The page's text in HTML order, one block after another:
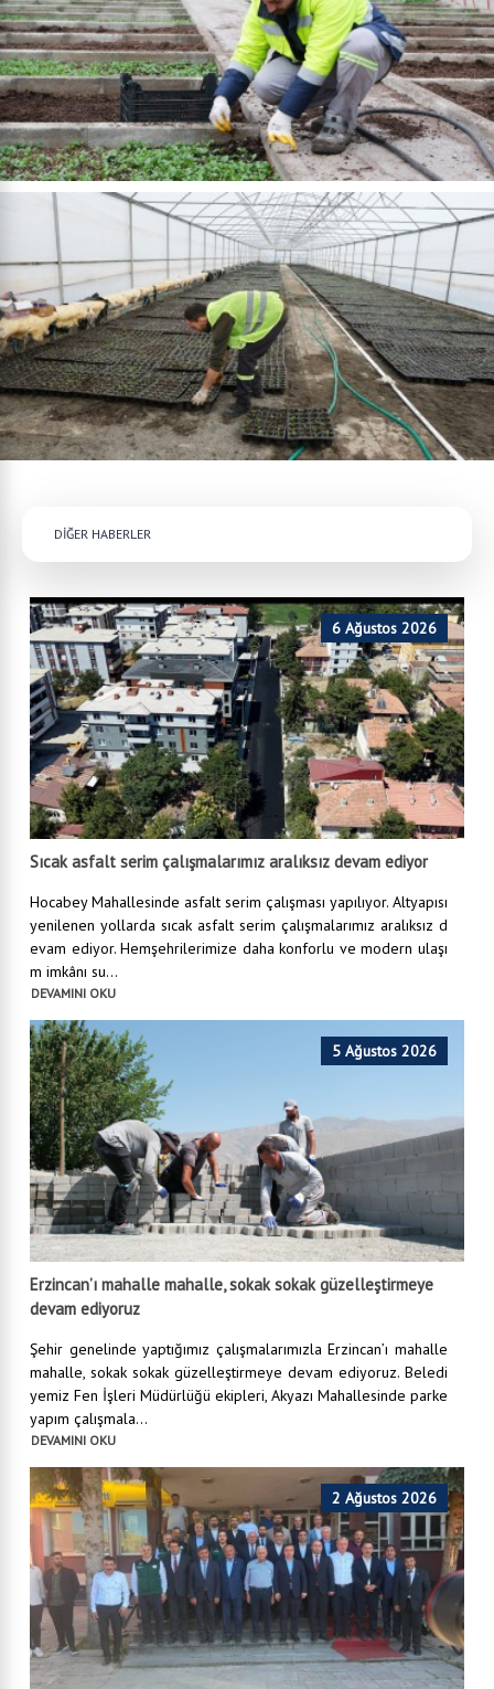
DİĞER HABERLER
6 Ağustos 2026
Sıcak asfalt serim çalışmalarımız aralıksız devam ediyor
Hocabey Mahallesinde asfalt serim çalışması yapılıyor. Altyapısı
yenilenen yollarda sıcak asfalt serim çalışmalarımız aralıksız d
evam ediyor. Hemşehrilerimize daha konforlu ve modern ulaşı
m imkânı su...
DEVAMINI OKU
5 Ağustos 2026
Erzincan’ı mahalle mahalle, sokak sokak güzelleştirmeye
devam ediyoruz
Şehir genelinde yaptığımız çalışmalarımızla Erzincan’ı mahalle
mahalle, sokak sokak güzelleştirmeye devam ediyoruz. Beledi
yemiz Fen İşleri Müdürlüğü ekipleri, Akyazı Mahallesinde parke
yapım çalışmala...
DEVAMINI OKU
2 Ağustos 2026